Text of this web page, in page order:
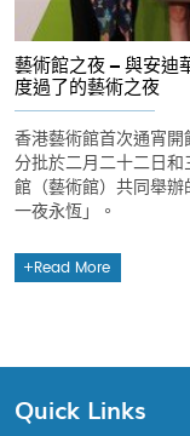
藝術館之夜 – 與安迪
度過了的藝術之夜
香港藝術館首次通宵開
分批於二月二十二日
館（藝術館）共同舉
一夜永恆」。
Read More
Quick Links